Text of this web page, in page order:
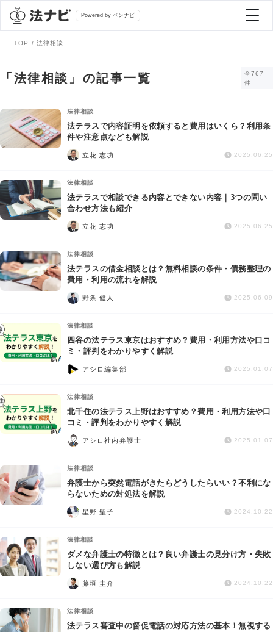
Powered by ベンナビ
全て
法律相談
債務整理
交通事故
労働問題
債権回収
IT・ネット
資金調達
企業法務
弁護士を探す
おすすめ弁護士診断
AI Search Premium
掲載をご検討の弁護士の方へ
TOP 法律相談
「法律相談」の記事一覧
全767
件
法律相談
法テラスで内容証明を依頼すると費用はいくら？利用条
件や注意点なども解説
立花 志功 2025.06.25
法律相談
法テラスで相談できる内容とできない内容｜3つの問い
合わせ方法も紹介
立花 志功 2025.06.25
法律相談
法テラスの借金相談とは？無料相談の条件・債務整理の
費用・利用の流れを解説
野条 健人 2025.06.09
法律相談
四谷の法テラス東京はおすすめ？費用・利用方法や口コ
ミ・評判をわかりやすく解説
アシロ編集部 2025.01.07
法律相談
北千住の法テラス上野はおすすめ？費用・利用方法や口
コミ・評判をわかりやすく解説
アシロ社内弁護士 2025.01.07
法律相談
弁護士から突然電話がきたらどうしたらいい？不利にな
らないための対処法を解説
星野 聖子 2024.10.22
法律相談
ダメな弁護士の特徴とは？良い弁護士の見分け方・失敗
しない選び方も解説
藤垣 圭介 2024.10.22
法律相談
法テラス審査中の督促電話の対応方法の基本！無視する